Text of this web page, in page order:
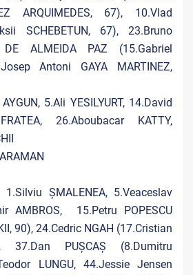
ARQUIMEDES, 67), 10.Vlad
SCHEBETUN, 67), 23.Bruno
ALMEIDA PAZ (15.Gabriel
Antoni GAYA MARTINEZ,
5.Ali YESILYURT, 14.David
26.Aboubacar KATTY,
1.Silviu ȘMALENEA, 5.Veaceslav
AMBROS,
15.Petru POPESCU
90), 24.Cedric NGAH (17.Cristian
37.Dan PUȘCAȘ (8.Dumitru
LUNGU, 44.Jessie Jensen